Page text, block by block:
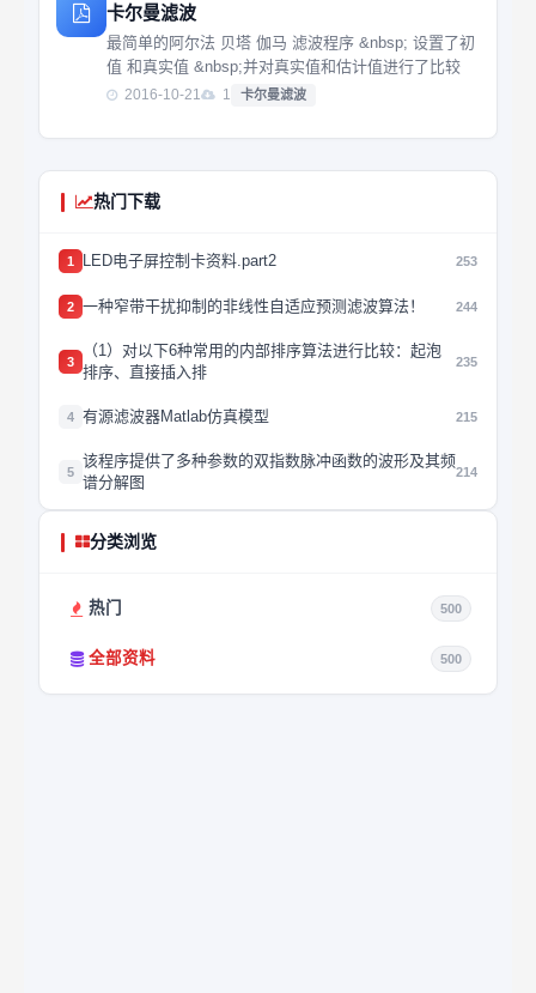
卡尔曼滤波
最简单的阿尔法 贝塔 伽马 滤波程序 &nbsp; 设置了初
值 和真实值 &nbsp;并对真实值和估计值进行了比较
2016-10-21 1 卡尔曼滤波
热门下载
1 LED电子屏控制卡资料.part2 253
2 一种窄带干扰抑制的非线性自适应预测滤波算法！ 244
3
（1）对以下6种常用的内部排序算法进行比较：起泡
排序、直接插入排
235
4 有源滤波器Matlab仿真模型 215
5
该程序提供了多种参数的双指数脉冲函数的波形及其频
谱分解图
214
分类浏览
热门 500
全部资料 500